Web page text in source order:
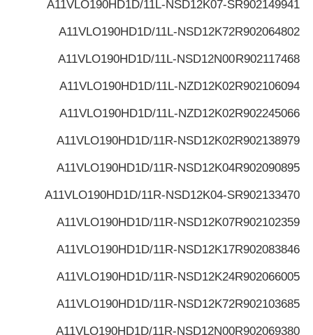
R902149941
A11VLO190HD1D/11L-NSD12K07-S
R902064802
A11VLO190HD1D/11L-NSD12K72
R902117468
A11VLO190HD1D/11L-NSD12N00
R902106094
A11VLO190HD1D/11L-NZD12K02
R902245066
A11VLO190HD1D/11L-NZD12K02
R902138979
A11VLO190HD1D/11R-NSD12K02
R902090895
A11VLO190HD1D/11R-NSD12K04
R902133470
A11VLO190HD1D/11R-NSD12K04-S
R902102359
A11VLO190HD1D/11R-NSD12K07
R902083846
A11VLO190HD1D/11R-NSD12K17
R902066005
A11VLO190HD1D/11R-NSD12K24
R902103685
A11VLO190HD1D/11R-NSD12K72
R902069380
A11VLO190HD1D/11R-NSD12N00